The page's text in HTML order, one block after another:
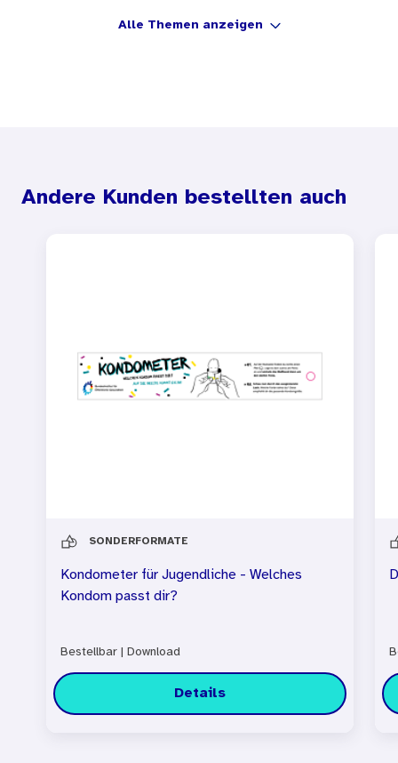
Alle Themen anzeigen
Andere Kunden bestellten auch
SONDERFORMATE
Kondometer für Jugendliche - Welches
Kondom passt dir?
Bestellbar Download
Details